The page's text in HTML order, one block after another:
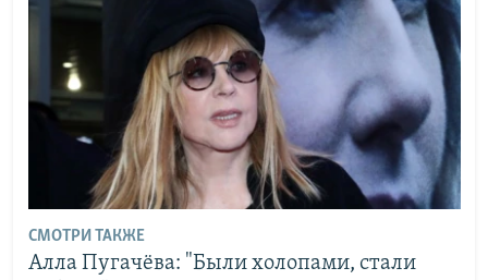
СМОТРИ ТАКЖЕ
Алла Пугачёва: "Были холопами, стали